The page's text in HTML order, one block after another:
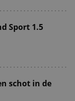
Sport 1.5
schot in de